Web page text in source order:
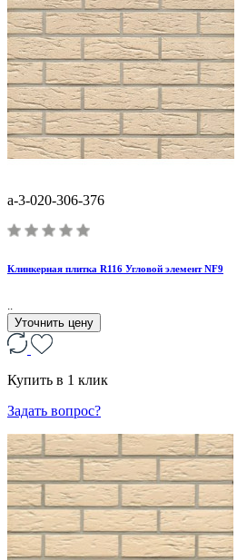
a-3-020-306-376
Клинкерная плитка R116 Угловой элемент NF9
..
Уточнить цену
Купить в 1 клик
Задать вопрос?